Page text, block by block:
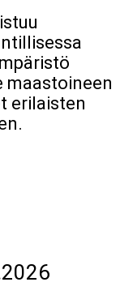
maastoineen
erilaisten